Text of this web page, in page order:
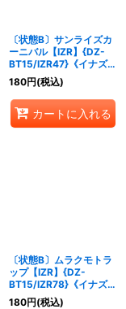
〔状態B〕サンライズカ
ーニバル【IZR】{DZ-
BT15/IZR47}《イナズマ
イレブン》
180円(税込)
カートに入れる
〔状態B〕ムラクモトラ
ップ【IZR】{DZ-
BT15/IZR78}《イナズマ
イレブン》
180円(税込)